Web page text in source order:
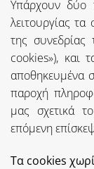
Υπάρχουν δύο
λειτουργίας
της
cookies»), και
αποθηκευμένα
παροχή
μας σχετικά
επόμενη
Τα cookies